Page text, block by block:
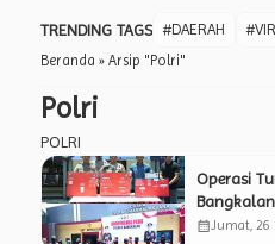
TRENDING TAGS #DAERAH
Beranda » Arsip "Polri"
Polri
POLRI
Operasi
Amankan
calendar_monthJumat, 26